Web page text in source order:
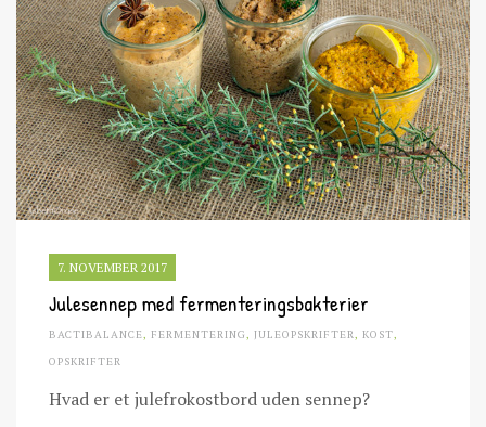
7. NOVEMBER 2017
Julesennep med fermenteringsbakterier
BACTIBALANCE, FERMENTERING, JULEOPSKRIFTER, KOST,
OPSKRIFTER
Hvad er et julefrokostbord uden sennep?